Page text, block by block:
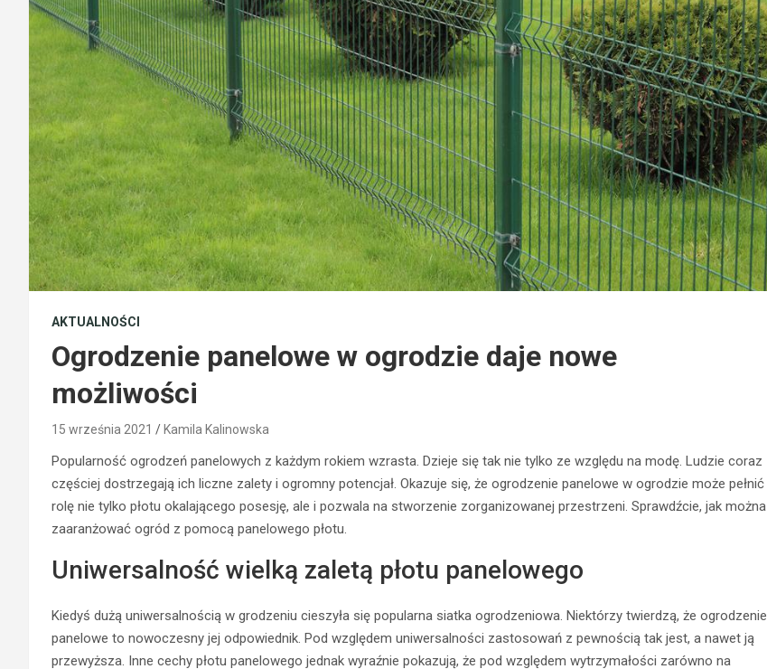
AKTUALNOŚCI
Ogrodzenie panelowe w ogrodzie daje nowe
możliwości
15 września 2021 Kamila Kalinowska
Popularność ogrodzeń panelowych z każdym rokiem wzrasta. Dzieje się tak nie tylko ze względu na modę. Ludzie coraz
częściej dostrzegają ich liczne zalety i ogromny potencjał. Okazuje się, że ogrodzenie panelowe w ogrodzie może pełnić
rolę nie tylko płotu okalającego posesję, ale i pozwala na stworzenie zorganizowanej przestrzeni. Sprawdźcie, jak można
zaaranżować ogród z pomocą panelowego płotu.
Uniwersalność wielką zaletą płotu panelowego
Kiedyś dużą uniwersalnością w grodzeniu cieszyła się popularna siatka ogrodzeniowa. Niektórzy twierdzą, że ogrodzenie
panelowe to nowoczesny jej odpowiednik. Pod względem uniwersalności zastosowań z pewnością tak jest, a nawet ją
przewyższa. Inne cechy płotu panelowego jednak wyraźnie pokazują, że pod względem wytrzymałości zarówno na